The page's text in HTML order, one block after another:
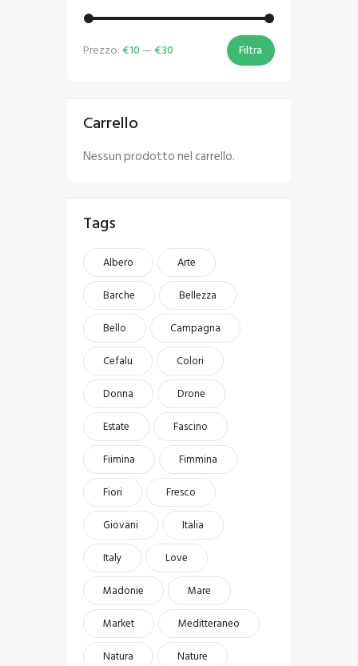
Filtra
Prezzo:€10 —€30
Carrello
Nessun prodotto nel carrello.
Tags
Albero
Arte
Barche
Bellezza
Bello
Campagna
Cefalu
Colori
Donna
Drone
Estate
Fascino
Fiimina
Fimmina
Fiori
Fresco
Giovani
Italia
Italy
Love
Madonie
Mare
Market
Meditteraneo
Natura
Nature